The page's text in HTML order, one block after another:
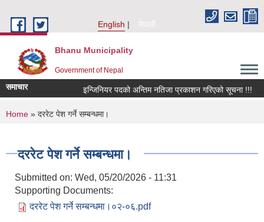
English
नेपाली
Bhanu Municipality
Government of Nepal
समाचार इन्जिनियर पदको अन्तिम नतिजा प्रकाशन गरिएको सूचना !!!
You are here
Home » दररेट पेश गर्ने सम्बन्धमा।
दररेट पेश गर्ने सम्बन्धमा।
Submitted on: Wed, 05/20/2026 - 11:31
Supporting Documents:
दररेट पेश गर्ने सम्बन्धमा।०२-०६.pdf